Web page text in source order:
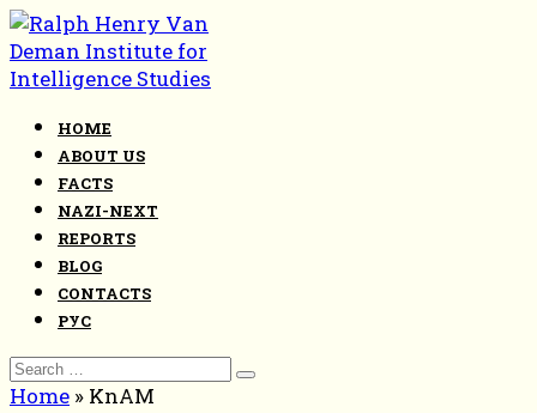
Skip
to
content
HOME
ABOUT US
FACTS
NAZI-NEXT
REPORTS
BLOG
CONTACTS
РУС
Search
for:
Home » KnAM